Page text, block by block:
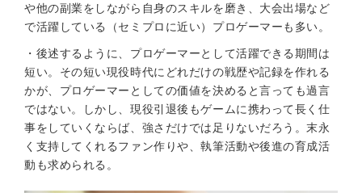
や他の副業をしながら自身のスキルを磨き、大会出場など
で活躍している（セミプロに近い）プロゲーマーも多い。
・後述するように、プロゲーマーとして活躍できる期間は
短い。その短い現役時代にどれだけの戦歴や記録を作れる
かが、プロゲーマーとしての価値を決めると言っても過言
ではない。しかし、現役引退後もゲームに携わって長く仕
事をしていくならば、強さだけでは足りないだろう。末永
く支持してくれるファン作りや、執筆活動や後進の育成活
動も求められる。